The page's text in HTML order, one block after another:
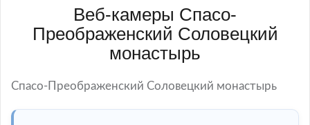
Веб-камеры Спасо-
Преображенский Соловецкий
монастырь
Спасо-Преображенский Соловецкий монастырь